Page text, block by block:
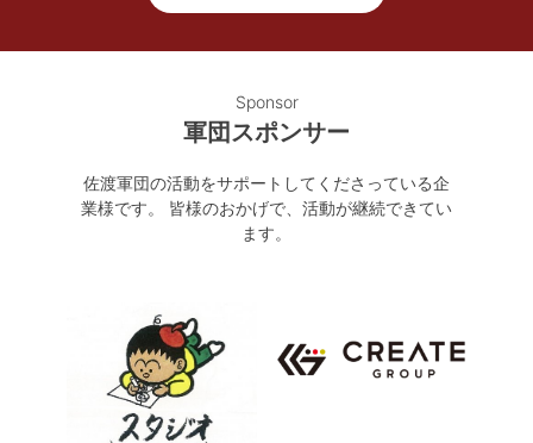
Sponsor
軍団スポンサー
佐渡軍団の活動をサポートしてくださっている企
業様です。 皆様のおかげで、活動が継続できてい
ます。